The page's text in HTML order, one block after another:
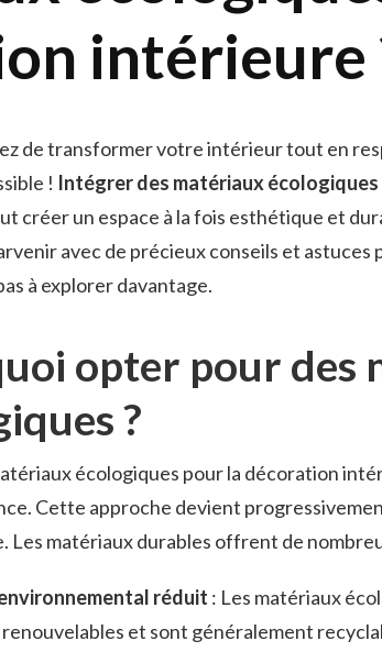
intérieure
de transformer votre intérieur tout en
! Intégrer des matériaux
créer un espace à la fois esthétique et
avec de précieux conseils et astuces
à explorer davantage.
opter pour des
?
écologiques pour la décoration
Cette approche devient
Les matériaux durables offrent de
réduit : Les matériaux
et sont généralement